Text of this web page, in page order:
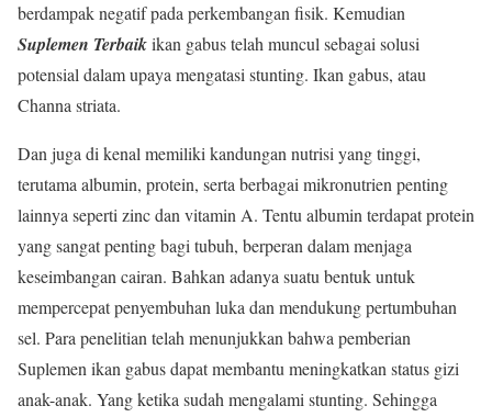
berdampak negatif pada perkembangan fisik. Kemudian
Suplemen Terbaikikan gabus telah muncul sebagai solusi
potensial dalam upaya mengatasi stunting. Ikan gabus, atau
Channa striata.
Dan juga di kenal memiliki kandungan nutrisi yang tinggi,
terutama albumin, protein, serta berbagai mikronutrien penting
lainnya seperti zinc dan vitamin A. Tentu albumin terdapat protein
yang sangat penting bagi tubuh, berperan dalam menjaga
keseimbangan cairan. Bahkan adanya suatu bentuk untuk
mempercepat penyembuhan luka dan mendukung pertumbuhan
sel. Para penelitian telah menunjukkan bahwa pemberian
Suplemen ikan gabus dapat membantu meningkatkan status gizi
anak-anak. Yang ketika sudah mengalami stunting. Sehingga